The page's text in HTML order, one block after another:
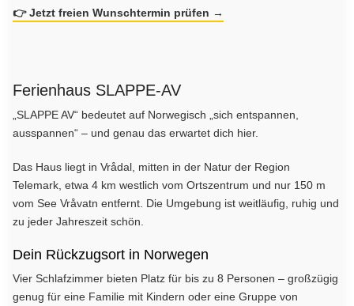
👉 Jetzt freien Wunschtermin prüfen →
Ferienhaus SLAPPE-AV
„SLAPPE AV“ bedeutet auf Norwegisch „sich entspannen,
ausspannen“ – und genau das erwartet dich hier.
Das Haus liegt in Vrådal, mitten in der Natur der Region
Telemark, etwa 4 km westlich vom Ortszentrum und nur 150 m
vom See Vråvatn entfernt. Die Umgebung ist weitläufig, ruhig und
zu jeder Jahreszeit schön.
Dein Rückzugsort in Norwegen
Vier Schlafzimmer bieten Platz für bis zu 8 Personen – großzügig
genug für eine Familie mit Kindern oder eine Gruppe von